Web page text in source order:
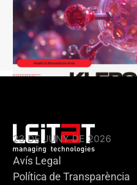
23 DE JUNY DE 2026
Avís Legal
Política de Transparència